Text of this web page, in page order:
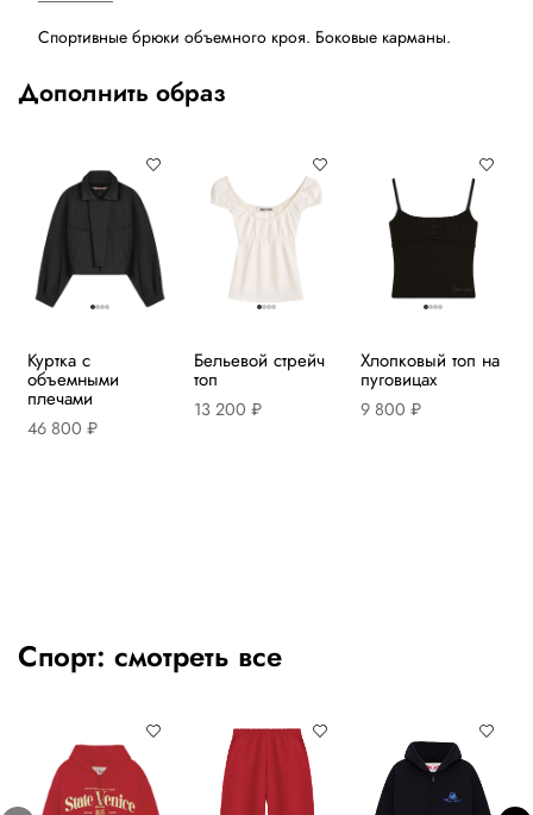
Спортивные брюки объемного кроя. Боковые карманы.
Дополнить образ
Куртка с
объемными
плечами
46 800 ₽
Бельевой стрейч
топ
13 200 ₽
Хлопковый топ на
пуговицах
9 800 ₽
Спорт: смотреть все